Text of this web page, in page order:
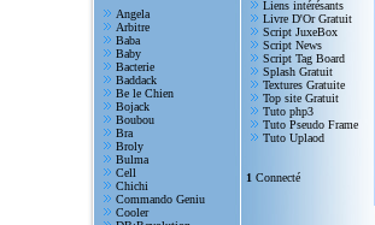
Angela
Arbitre
Baba
Baby
Bacterie
Baddack
Be le Chien
Bojack
Boubou
Bra
Broly
Bulma
Cell
Chichi
Commando Geniu
Cooler
Liens intérésants
Livre D'Or Gratuit
Script JuxeBox
Script News
Script Tag Board
Splash Gratuit
Textures Gratuite
Top site Gratuit
Tuto php3
Tuto Pseudo Frame
Tuto Uplaod
1 Connecté